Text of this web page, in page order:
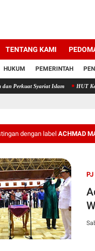
TENTANG KAMI
HUKUM PEMERINTAH
Islam HUT Ke-53, PT Bank
dengan label ACHMAD
PJ